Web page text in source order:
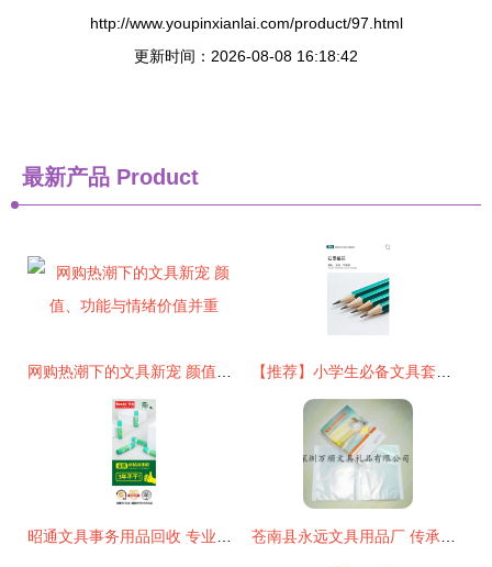
http://www.youpinxianlai.com/product/97.html
更新时间：2026-08-08 16:18:42
最新产品 Product